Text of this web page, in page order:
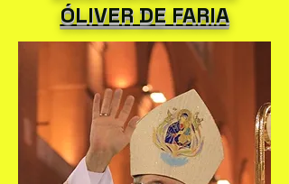
ÓLIVER DE FARIA